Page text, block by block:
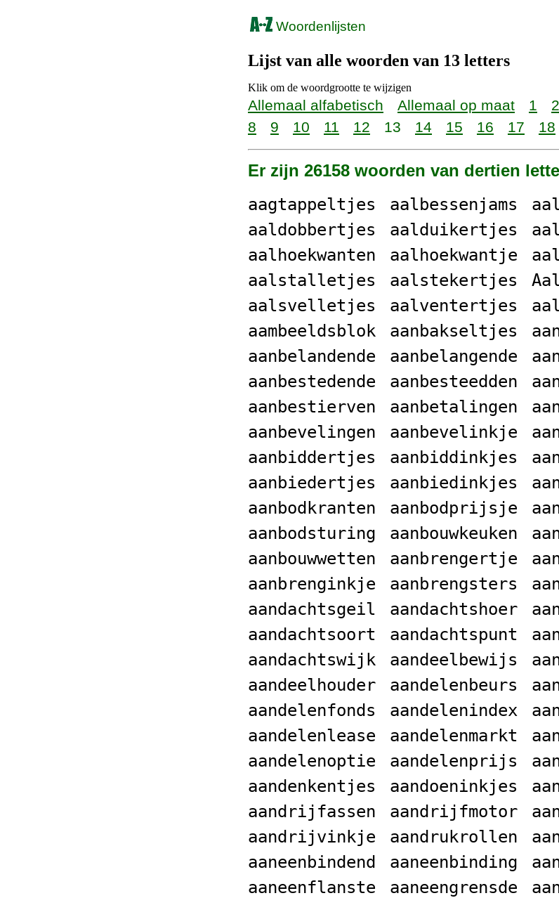
Woordenlijsten
Lijst van alle woorden van 13 letters
Klik om de woordgrootte te wijzigen
Allemaal alfabetisch Allemaal op maat 1 2
8
9 10 11 12 13 14 15 16 17 18
Er zijn 26158 woorden van dertien
aagtappeltjes aalbessenjams
aaldobbertjes
aalduikertjes
aalhoekwanten
aalhoekwantje
aalstalletjes
aalstekertjes
aalsvelletjes
aalventertjes
aambeeldsblok
aanbakseltjes
aanbelandende
aanbelangende
aanbestedende
aanbesteedden
aanbestierven
aanbetalingen
aanbevelingen
aanbevelinkje
aanbiddertjes
aanbiddinkjes
aanbiedertjes
aanbiedinkjes
aanbodkranten
aanbodprijsje
aanbodsturing
aanbouwkeuken
aanbouwwetten
aanbrengertje
aanbrenginkje
aanbrengsters
aandachtsgeil
aandachtshoer
aandachtsoort
aandachtspunt
aandachtswijk
aandeelbewijs
aandeelhouder
aandelenbeurs
aandelenfonds
aandelenindex
aandelenlease
aandelenmarkt
aandelenoptie
aandelenprijs
aandenkentjes
aandoeninkjes
aandrijfassen
aandrijfmotor
aandrijvinkje
aandrukrollen
aaneenbindend
aaneenbinding
aaneenflanste
aaneengrensde